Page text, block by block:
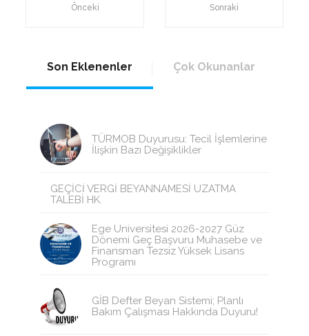
Önceki Sonraki
Son Eklenenler Çok Okunanlar
TÜRMOB Duyurusu: Tecil İşlemlerine
İlişkin Bazı Değişiklikler
GEÇİCİ VERGİ BEYANNAMESİ UZATMA
TALEBİ HK.
Ege Üniversitesi 2026-2027 Güz
Dönemi Geç Başvuru Muhasebe ve
Finansman Tezsiz Yüksek Lisans
Programı
GİB Defter Beyan Sistemi; Planlı
Bakım Çalışması Hakkında Duyuru!